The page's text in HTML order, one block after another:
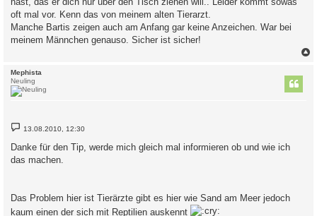
g
oft mal vor. Kenn das von meinem alten Tierarzt.
Manche Bartis zeigen auch am Anfang gar keine Anzeichen. War bei
meinem Männchen genauso. Sicher ist sicher!
Mephista
Neuling
B
e
t
r
13.08.2010, 12:30
Danke für den Tip, werde mich gleich mal informieren ob und wie ich
das machen.
Das Problem hier ist Tierärzte gibt es hier wie Sand am Meer jedoch
kaum einen der sich mit Reptilien auskennt